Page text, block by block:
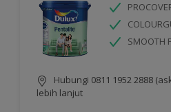
SMOOTH
Hubungi 0811 1952 2888
lebih lanjut